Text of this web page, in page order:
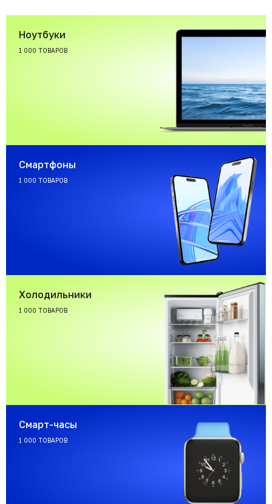
Ноутбуки
1 000 ТОВАРОВ
Смартфоны
1 000 ТОВАРОВ
Холодильники
1 000 ТОВАРОВ
Смарт-часы
1 000 ТОВАРОВ